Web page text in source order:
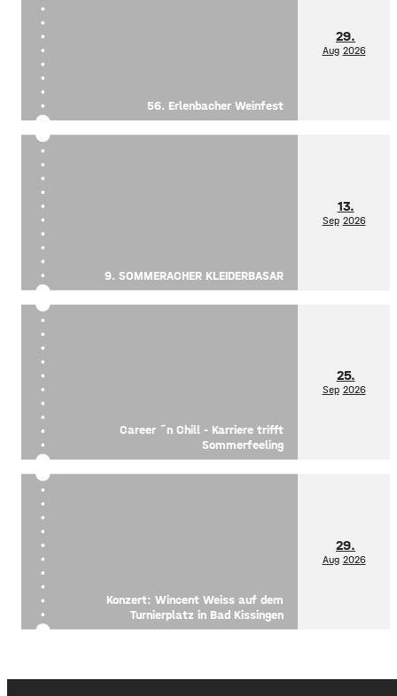
56. Erlenbacher Weinfest
29.
Aug 2026
9. SOMMERACHER KLEIDERBASAR
13.
Sep 2026
Career ´n Chill - Karriere trifft
Sommerfeeling
25.
Sep 2026
Konzert: Wincent Weiss auf dem
Turnierplatz in Bad Kissingen
29.
Aug 2026